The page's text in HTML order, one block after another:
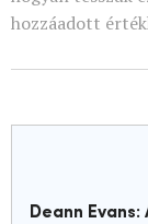
hozzáadott
Deann